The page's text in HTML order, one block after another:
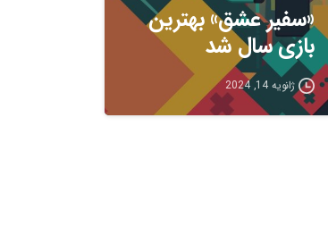
«سفیر عشق» بهترین
بازی سال شد
ژانویه 14, 2024